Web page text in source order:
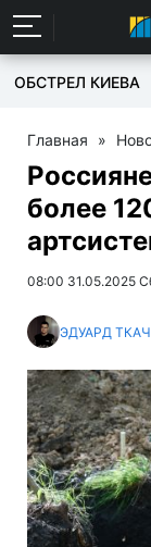
ОБСТРЕЛ КИЕВА
Главная »
более
08:00 31.05.2025
ЭДУАРД ТКАЧ